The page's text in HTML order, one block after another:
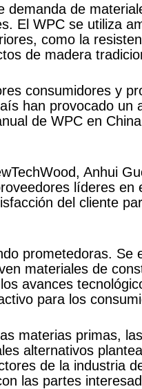
demanda de
El WPC se utiliza
como la
de madera
consumidores y
han provocado un
de WPC en
Anhui
líderes en
del cliente
prometedoras. Se
materiales de
avances
para los
materias primas,
alternativos
de la industria
las partes